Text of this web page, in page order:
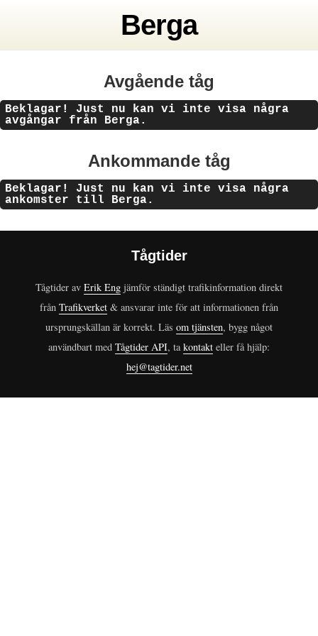
Berga
Avgående tåg
Beklagar! Just nu kan vi inte visa några
avgångar från Berga.
Ankommande tåg
Beklagar! Just nu kan vi inte visa några
ankomster till Berga.
Tågtider
Tågtider av Erik Eng jämför ständigt trafikinformation direkt
från Trafikverket & ansvarar inte för att informationen från
ursprungskällan är korrekt. Läs om tjänsten, bygg något
användbart med Tågtider API, takontakt eller få hjälp:
hej@tagtider.net